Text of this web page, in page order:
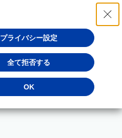
プライバシー設定
全て拒否する
OK